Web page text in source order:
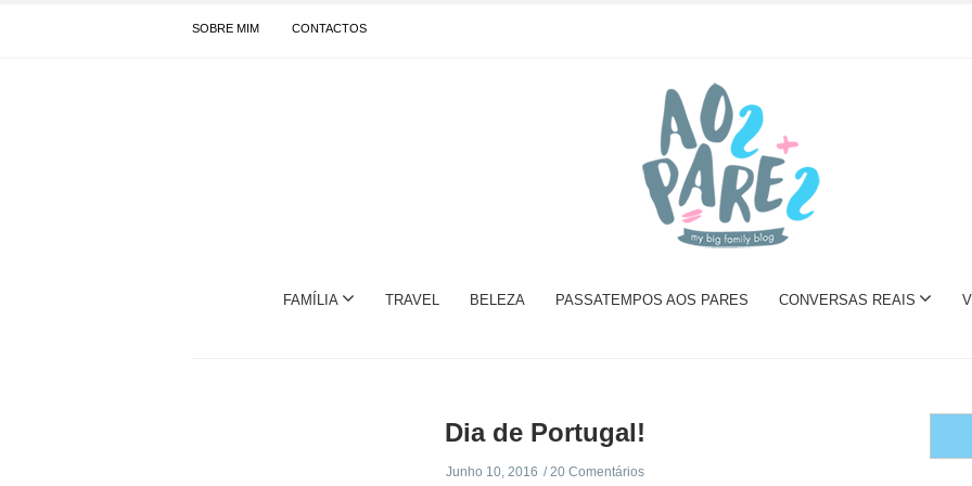
SOBRE MIM CONTACTOS
FAMÍLIA TRAVEL BELEZA PASSATEMPOS AOS PARES CONVERSAS REAIS
Dia de Portugal!
Junho 10, 2016 20 Comentários